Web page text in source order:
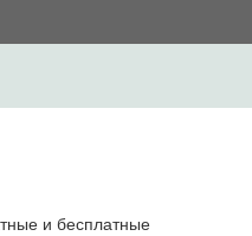
и бесплатные